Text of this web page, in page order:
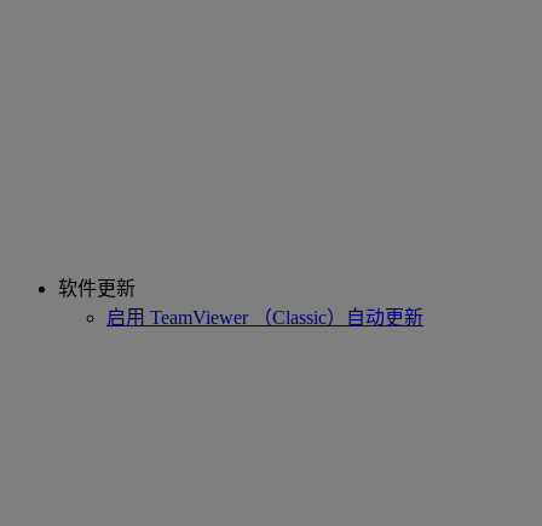
软件更新
启用 TeamViewer （Classic）自动更新